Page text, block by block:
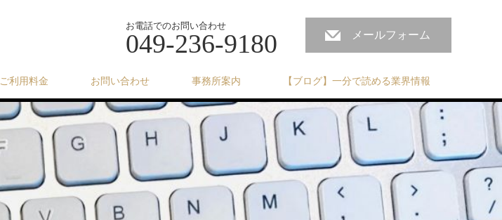
お電話でのお問い合わせ
049-236-9180 メールフォーム
ご利用料金 お問い合わせ 事務所案内 【ブログ】一分で読める業界情報